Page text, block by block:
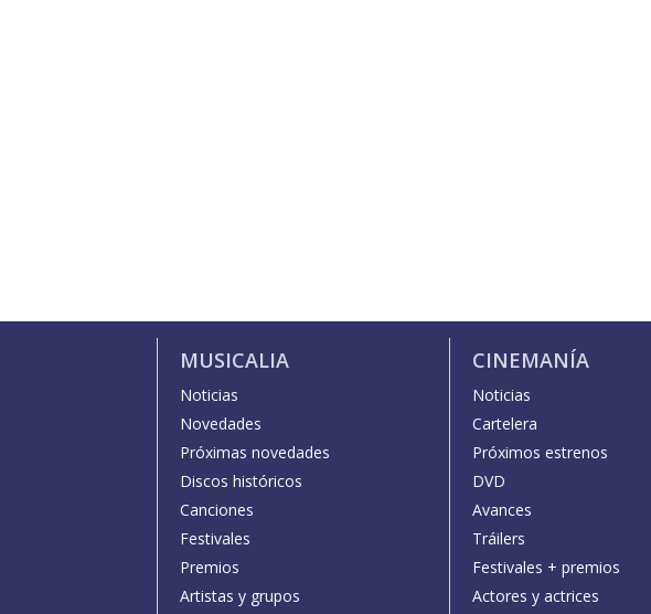
MUSICALIA
Noticias
Novedades
Próximas novedades
Discos históricos
Canciones
Festivales
Premios
Artistas y grupos
CINEMANÍA
Noticias
Cartelera
Próximos estrenos
DVD
Avances
Tráilers
Festivales + premios
Actores y actrices